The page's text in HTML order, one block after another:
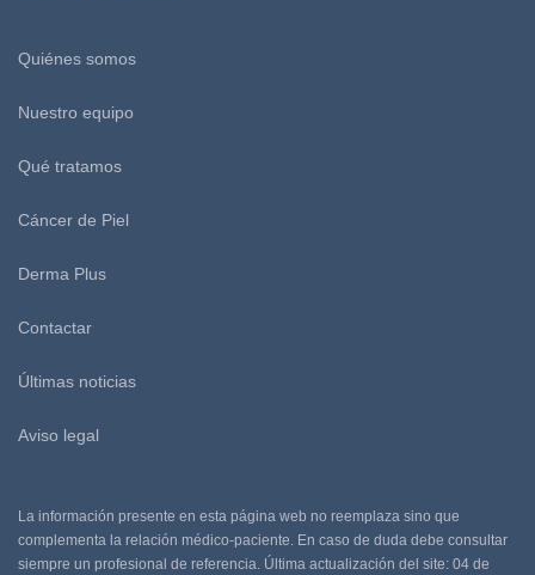
Quiénes somos
Nuestro equipo
Qué tratamos
Cáncer de Piel
Derma Plus
Contactar
Últimas noticias
Aviso legal
La información presente en esta página web no reemplaza sino que
complementa la relación médico-paciente. En caso de duda debe consultar
siempre un profesional de referencia. Última actualización del site: 04 de